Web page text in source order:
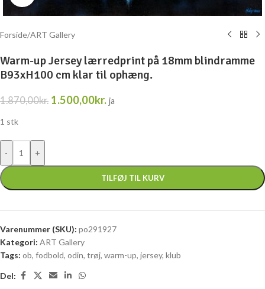
Forside/ART Gallery
Warm-up Jersey lærredprint på 18mm blindramme
B93xH100 cm klar til ophæng.
1.870,00kr. 1.500,00kr. ja
1 stk
TILFØJ TIL KURV
Varenummer (SKU): po291927
Kategori: ART Gallery
Tags: ob, fodbold, odin, trøj, warm-up, jersey, klub
Del: